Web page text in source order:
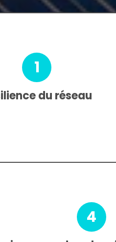
1
du réseau
4